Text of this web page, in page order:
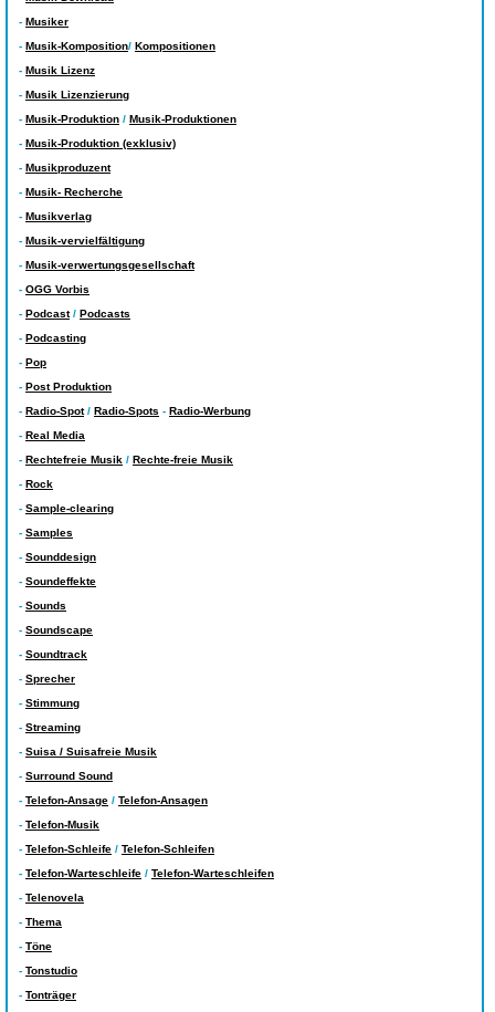
- Musiker
- Musik-Komposition/ Kompositionen
- Musik Lizenz
- Musik Lizenzierung
- Musik-Produktion / Musik-Produktionen
- Musik-Produktion (exklusiv)
- Musikproduzent
- Musik- Recherche
- Musikverlag
- Musik-vervielfältigung
- Musik-verwertungsgesellschaft
- OGG Vorbis
- Podcast/ Podcasts
- Podcasting
- Pop
- Post Produktion
- Radio-Spot/ Radio-Spots - Radio-Werbung
- Real Media
- Rechtefreie Musik / Rechte-freie Musik
- Rock
- Sample-clearing
- Samples
- Sounddesign
- Soundeffekte
- Sounds
- Soundscape
- Soundtrack
- Sprecher
- Stimmung
- Streaming
- Suisa / Suisafreie Musik
- Surround Sound
- Telefon-Ansage / Telefon-Ansagen
- Telefon-Musik
- Telefon-Schleife / Telefon-Schleifen
- Telefon-Warteschleife / Telefon-Warteschleifen
- Telenovela
- Thema
- Töne
- Tonstudio
- Tonträger